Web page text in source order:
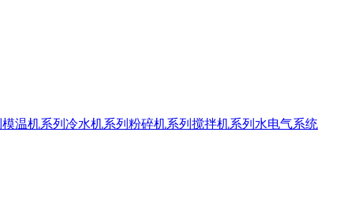
模温机系列 冷水机系列 粉碎机系列 搅拌机系列 水电气系统